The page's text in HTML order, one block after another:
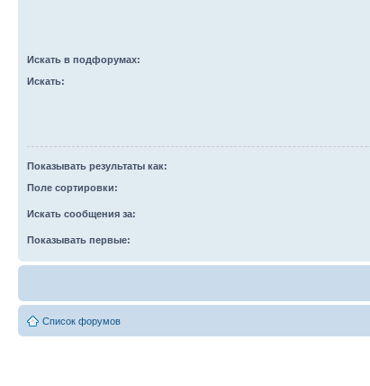
Искать в подфорумах:
Искать:
Показывать результаты как:
Поле сортировки:
Искать сообщения за:
Показывать первые:
Список форумов